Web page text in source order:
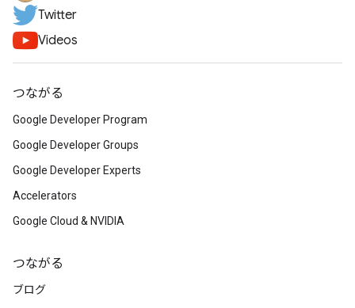
Twitter
Videos
つながる
Google Developer Program
Google Developer Groups
Google Developer Experts
Accelerators
Google Cloud & NVIDIA
つながる
ブログ